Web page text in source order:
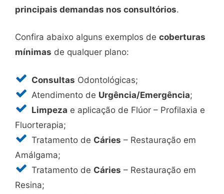
principais demandas nos consultórios.
Confira abaixo alguns exemplos de coberturas
mínimas de qualquer plano:
Consultas Odontológicas;
Atendimento de Urgência/Emergência;
Limpeza e aplicação de Flúor – Profilaxia e
Fluorterapia;
Tratamento de Cáries – Restauração em
Amálgama;
Tratamento de Cáries – Restauração em
Resina;